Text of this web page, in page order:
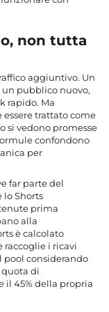
non tutta
aggiuntivo. Un
pubblico nuovo,
rapido. Ma
trattato come
si vedono promesse
confondono
per
far parte del
lo Shorts
prima
alla
è calcolato
raccoglie i ricavi
pool considerando
quota di
il 45% della propria